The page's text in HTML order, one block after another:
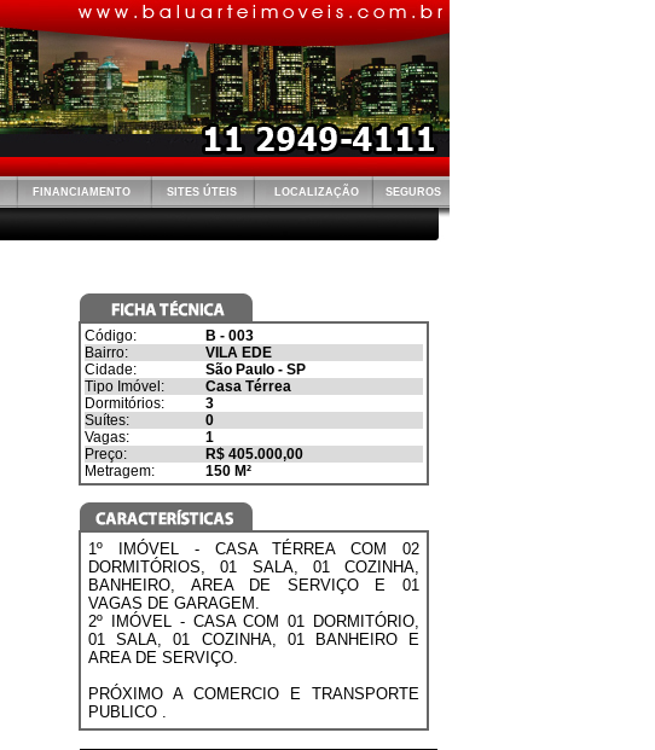
FINANCIAMENTO SITES ÚTEIS LOCALIZAÇÃO SEGUROS
Código:
B - 003
Bairro:
VILA EDE
Cidade:
São Paulo - SP
Tipo Imóvel:
Casa Térrea
Dormitórios:
3
Suítes:
0
Vagas:
1
Preço:
R$ 405.000,00
Metragem:
150 M²
1º IMÓVEL - CASA TÉRREA COM 02
DORMITÓRIOS, 01 SALA, 01 COZINHA,
BANHEIRO, AREA DE SERVIÇO E 01
VAGAS DE GARAGEM.
2º IMÓVEL - CASA COM 01 DORMITÓRIO,
01 SALA, 01 COZINHA, 01 BANHEIRO E
AREA DE SERVIÇO.
PRÓXIMO A COMERCIO E TRANSPORTE
PUBLICO .